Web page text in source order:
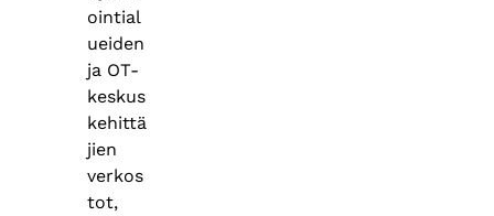
ointial
ueiden
ja OT-
keskus
kehittä
jien
verkos
tot,